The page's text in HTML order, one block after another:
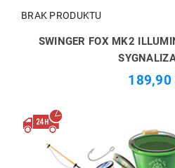
BRAK PRODUKTU
SWINGER FOX MK2
189,90